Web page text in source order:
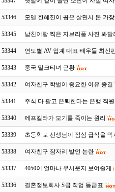
53346 모델 한혜진이 꼽은 살면서 본 가
53345 남친이랑 찍은 지브리풍 사진 봐
53344 연도별 AV 업계 대표 배우들 최신
53343 중국 밀크티녀 근황
53342 여자친구 학벌이 중요한 이유 종결
53341 주식 다 팔고 은퇴한다는 은행 직원
53340 에프킬라가 모기를 죽이는 원리
53339 초등학교 선생님이 점심 급식을 먹
53338 여자친구 잠자리 발언 논란
53337 4050이 얼마나 무서운지 보여줄게
53336 결혼정보회사 S급 직업 등급표